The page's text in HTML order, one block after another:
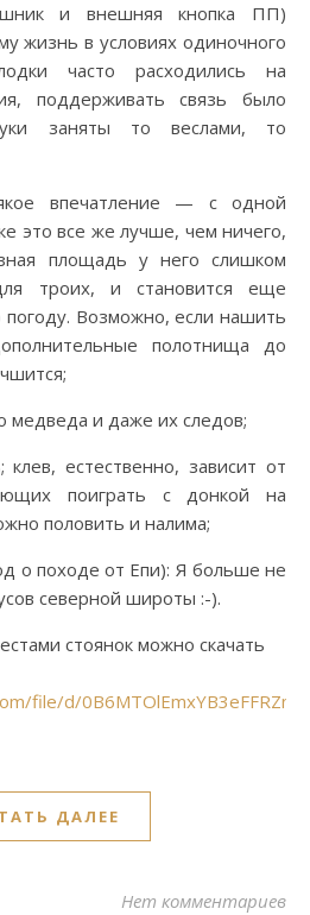
и внешняя кнопка ПП)
жизнь в условиях одиночного
часто расходились на
поддерживать связь было
заняты то веслами, то
впечатление — с одной
это все же лучше, чем ничего,
площадь у него слишком
троих, и становится еще
Возможно, если нашить
полотнища до
медведа и даже их следов;
клев, естественно, зависит от
поиграть с донкой на
половить и налима;
о походе от Епи): Я больше не
северной широты :-).
стоянок можно скачать
file/d/
ДАЛЕЕ
Нет комментариев